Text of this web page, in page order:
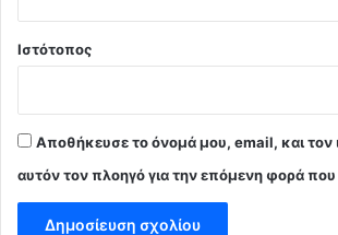
Ιστότοπος
Αποθήκευσε το όνομά μου, email, και τον
αυτόν τον πλοηγό για την επόμενη φορά